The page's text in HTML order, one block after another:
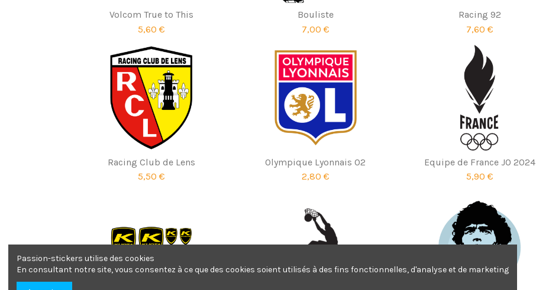
Volcom True to This
5,60 €
Bouliste
7,00 €
Racing 92
7,60 €
Racing Club de Lens
5,50 €
Olympique Lyonnais 02
2,80 €
Equipe de France JO 2024
5,90 €
Passion-stickers utilise des cookies
En consultant notre site, vous consentez à ce que des cookies soient utilisés à des fins fonctionnelles, d'analyse et de marketing